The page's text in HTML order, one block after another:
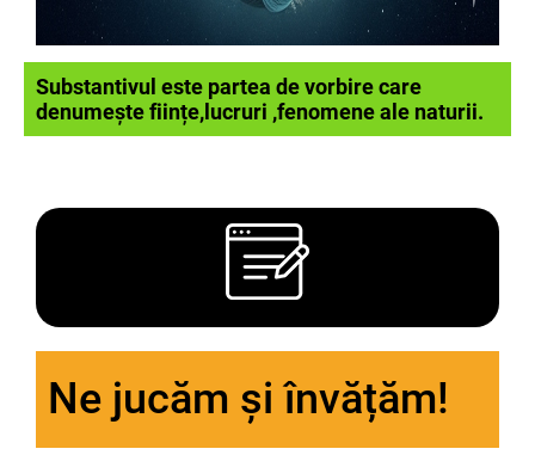
Substantivul este partea de vorbire care
denumește ființe,lucruri ,fenomene ale naturii.
Ne jucăm și învățăm!